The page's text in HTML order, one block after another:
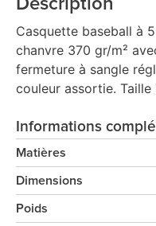
Description
Casquette baseball à
chanvre 370 gr/m²
fermeture à sangle
couleur assortie. Taille
Informations
Matières
Dimensions
Poids